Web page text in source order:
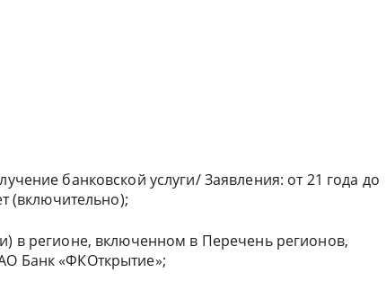
банковской услуги/ Заявления: от 21 года до
(включительно);
в регионе, включенном в Перечень регионов,
Банк «ФКОткрытие»;